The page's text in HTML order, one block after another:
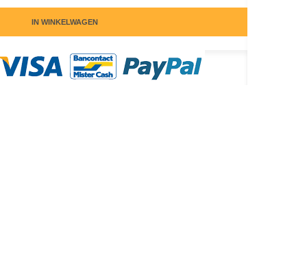
IN WINKELWAGEN